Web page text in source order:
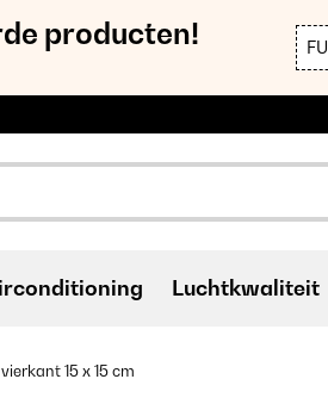
producten!
Luchtkwaliteit
15 x 15 cm